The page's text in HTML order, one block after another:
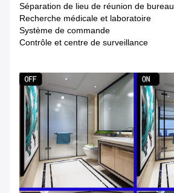
Séparation de lieu de réunion de bureau
Recherche médicale et laboratoire
Système de commande
Contrôle et centre de surveillance